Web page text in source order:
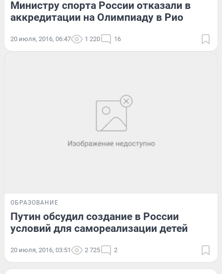
Министру спорта России отказали в
аккредитации на Олимпиаду в Рио
20 июля, 2016, 06:47 1 220 16
ОБРАЗОВАНИЕ
Путин обсудил создание в России
условий для самореализации детей
20 июля, 2016, 03:51 2 725 2